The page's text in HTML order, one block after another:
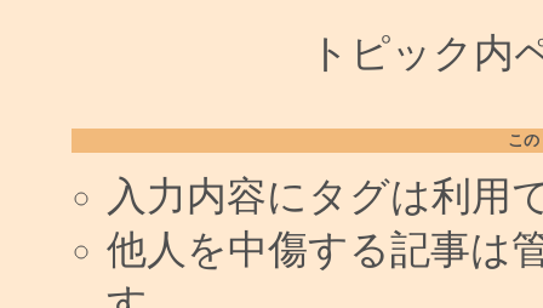
トピック内
こ
入力内容にタグは利用
他人を中傷する記事は